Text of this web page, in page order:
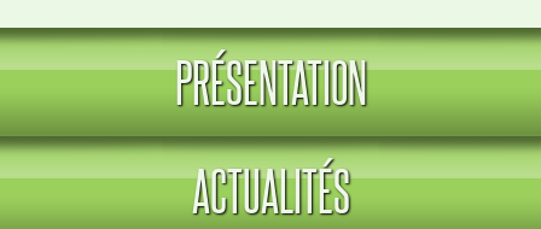
PRÉSENTATION
ACTUALITÉS